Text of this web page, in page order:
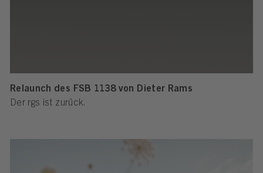
Relaunch des FSB 1138 von Dieter Rams
Der rgs ist zurück.